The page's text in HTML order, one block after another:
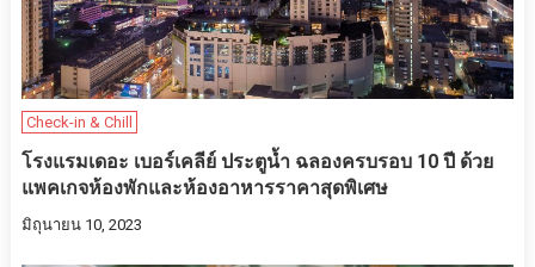
Check-in & Chill
โรงแรมเดอะ เบอร์เคลีย์ ประตูน้ำ ฉลองครบรอบ 10 ปี ด้วย
แพคเกจห้องพักและห้องอาหารราคาสุดพิเศษ
มิถุนายน 10, 2023